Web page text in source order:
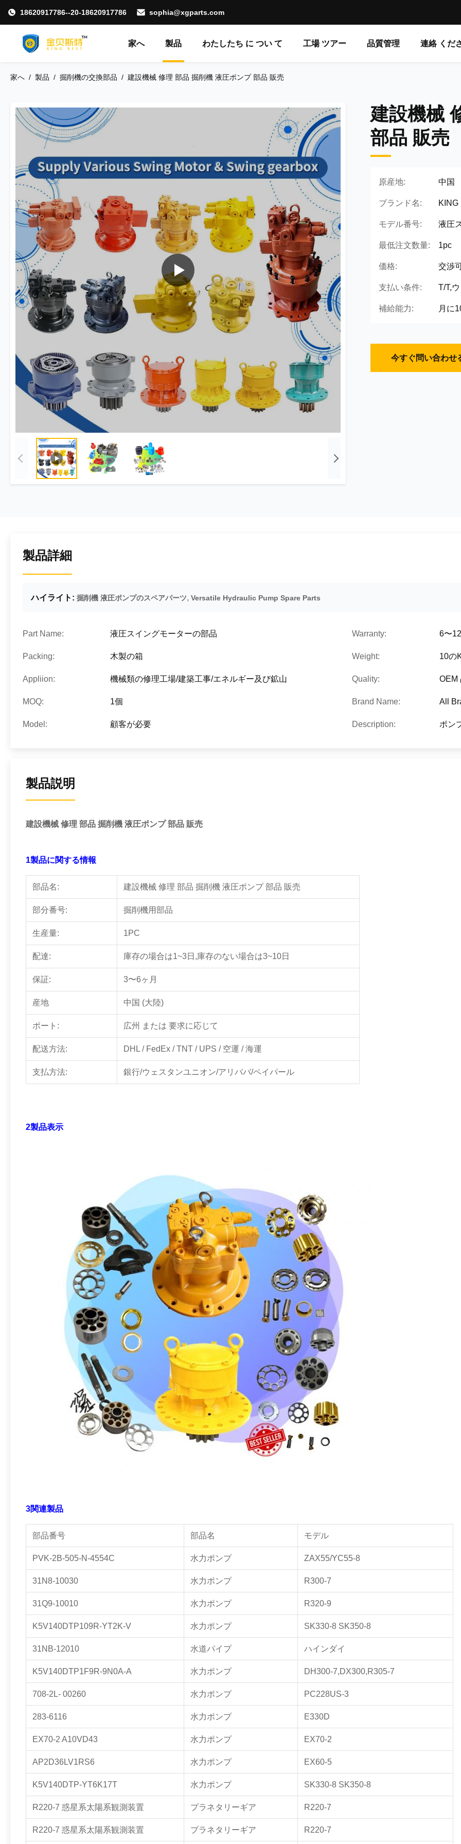
18620917786--20-18620917786 sophia@xgparts.com
家へ 製品 わたしたち に つい て 工場 ツアー 品質管理 連絡 くだ
家へ / 製品 / 掘削機の交換部品 / 建設機械 修理 部品 掘削機 液圧ポンプ 部品 販売
建設機械
部品 販売
原産地: 中国
ブランド名: KING
モデル番号: 液圧
最低注文数量: 1pc
価格: 交渉
支払い条件: T/T,
補給能力: 月に
今すぐ問い合わせ
製品詳細
ハイライト: 掘削機 液圧ポンプのスペアパーツ, Versatile Hydraulic Pump Spare Parts
Part Name: 液圧スイングモーターの部品 Warranty: 6〜
Packing: 木製の箱 Weight: 10の
Appliion: 機械類の修理工場/建築工事/エネルギー及び鉱山 Quality: OEM
MOQ: 1個 Brand Name: All
Model: 顧客が必要 Description: ポン
製品説明
建設機械 修理 部品 掘削機 液圧ポンプ 部品 販売
1製品に関する情報
部品名: 建設機械 修理 部品 掘削機 液圧ポンプ 部品 販売
部分番号: 掘削機用部品
生産量: 1PC
配達: 庫存の場合は1~3日,庫存のない場合は3~10日
保証: 3〜6ヶ月
産地 中国 (大陸)
ポート: 広州 または 要求に応じて
配送方法: DHL / FedEx / TNT / UPS / 空運 / 海運
支払方法: 銀行/ウェスタンユニオン/アリババ/ペイパール
2製品表示
3関連製品
部品番号 部品名 モデル
PVK-2B-505-N-4554C 水力ポンプ ZAX55/YC55-8
31N8-10030 水力ポンプ R300-7
31Q9-10010 水力ポンプ R320-9
K5V140DTP109R-YT2K-V 水力ポンプ SK330-8 SK350-8
31NB-12010 水道パイプ ハインダイ
K5V140DTP1F9R-9N0A-A 水力ポンプ DH300-7,DX300,R305-7
708-2L- 00260 水力ポンプ PC228US-3
283-6116 水力ポンプ E330D
EX70-2 A10VD43 水力ポンプ EX70-2
AP2D36LV1RS6 水力ポンプ EX60-5
K5V140DTP-YT6K17T 水力ポンプ SK330-8 SK350-8
R220-7 惑星系太陽系観測装置 プラネタリーギア R220-7
R220-7 惑星系太陽系観測装置 プラネタリーギア R220-7